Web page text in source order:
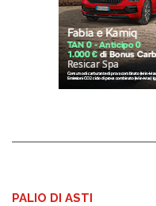
PALIO DI ASTI